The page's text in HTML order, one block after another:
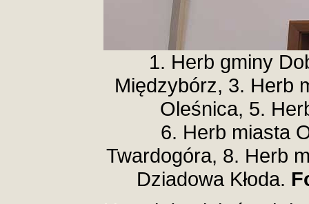
1. Herb gminy
Międzybórz, 3. Herb
Oleśnica, 5.
6. Herb miasta
Twardogóra, 8. Herb
Dziadowa Kłoda.